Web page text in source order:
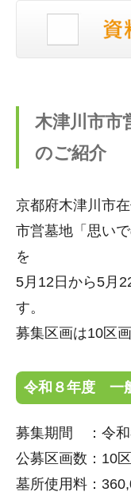
木津川市市
のご紹介
京都府木津川市
市営墓地「思い
を
5月12日から5月
す。
募集区画は10区画
令和８年度 一
募集期間 ：令和
公募区画数：10
墓所使用料：